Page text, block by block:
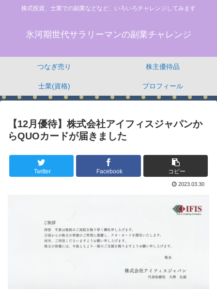
株式投資、士業での副業などなど、いろいろチャレンジしてみます
氷河期世代サラリーマンの副業チャレンジ
つなぎ売り 株主優待品
士業(資格) プロフィール
【12月優待】株式会社アイフィスジャパンか
らQUOカードが届きました
Twitter Facebook コピー
2023.03.30